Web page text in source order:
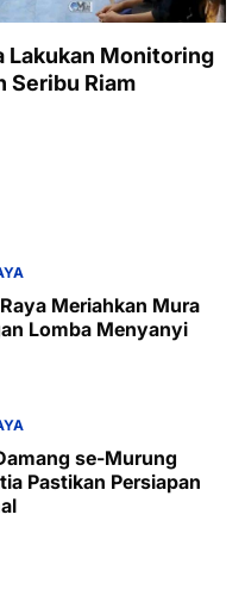
Lakukan Monitoring
Seribu Riam
Meriahkan Mura
Lomba Menyanyi
se-Murung
Pastikan Persiapan